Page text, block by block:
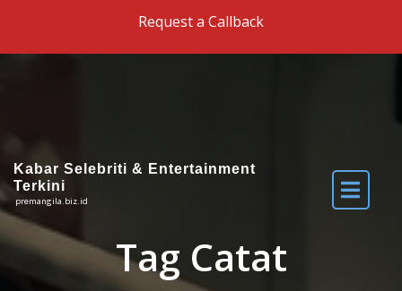
Request a Callback
Kabar Selebriti & Entertainment
Terkini
premangila.biz.id
Tag Catat